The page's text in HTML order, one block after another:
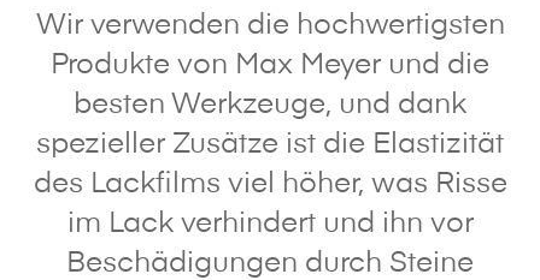
Wir verwenden die hochwertigsten
Produkte von Max Meyer und die
besten Werkzeuge, und dank
spezieller Zusätze ist die Elastizität
des Lackfilms viel höher, was Risse
im Lack verhindert und ihn vor
Beschädigungen durch Steine